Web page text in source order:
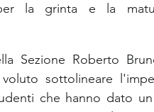
la grinta e la
Sezione Roberto
voluto sottolineare
che hanno dato